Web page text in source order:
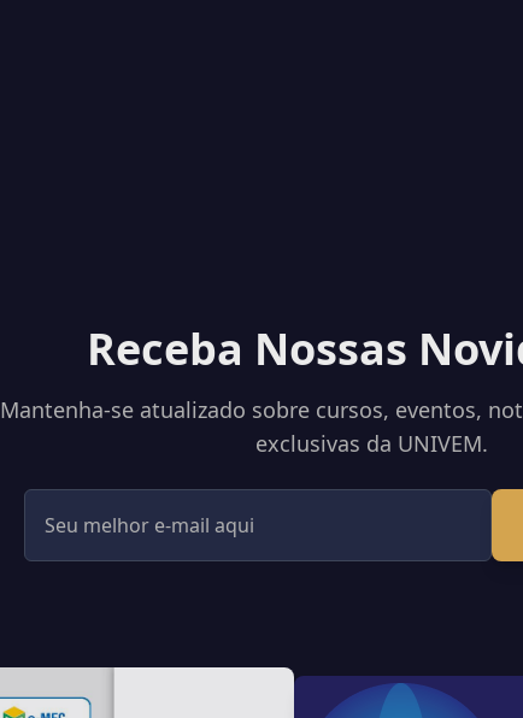
Receba Nossas
Mantenha-se atualizado sobre cursos, eventos,
exclusivas da UNIVEM.